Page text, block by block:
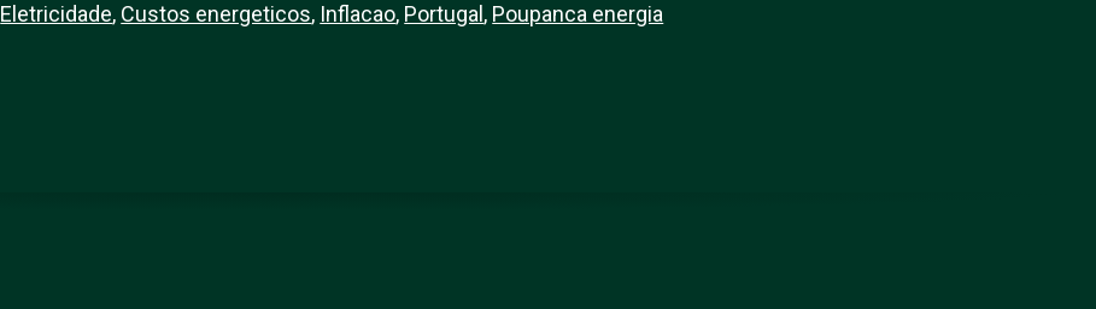
Eletricidade, Custos energeticos, Inflacao, Portugal , Poupanca energia